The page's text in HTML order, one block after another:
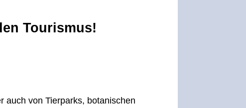
Tourismus!
auch von Tierparks, botanischen